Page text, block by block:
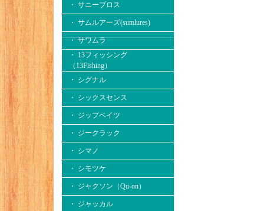
・ サニーブロス
・ サムルアーズ(sumlures)
・ サワムラ
・ 13フィッシング
（13Fishing）
・ シグナル
・ シックスセンス
・ ジップベイツ
・ ジークラック
・ シマノ
・ シモツケ
・ ジャクソン（Qu-on）
・ ジャッカル